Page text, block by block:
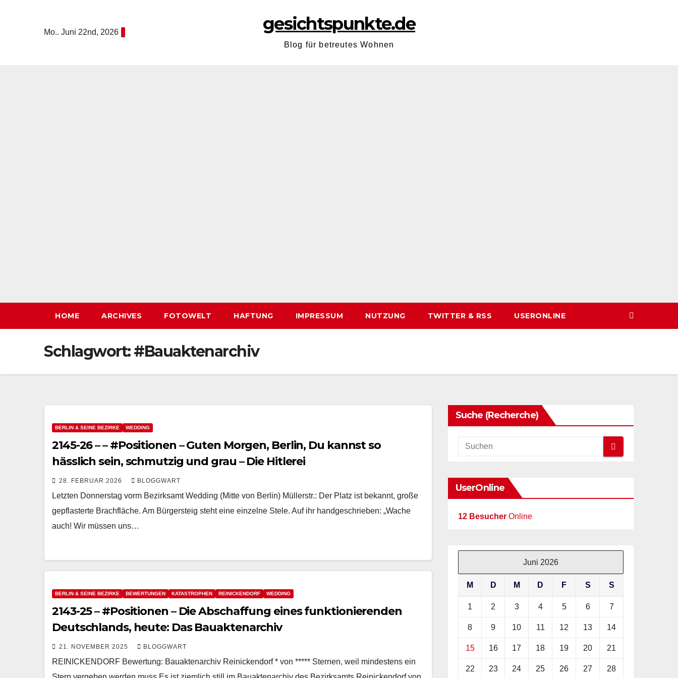
Mo.. Juni 22nd, 2026 gesichtspunkte.de
Blog für betreutes Wohnen
HOME ARCHIVES FOTOWELT HAFTUNG IMPRESSUM NUTZUNG TWITTER & RSS USERONLINE
Schlagwort:#Bauaktenarchiv
BERLIN & SEINE BEZIRKE WEDDING
2145-26 – – #Positionen – Guten Morgen, Berlin, Du kannst so
hässlich sein, schmutzig und grau – Die Hitlerei
28. FEBRUAR 2026 BLOGGWART
Letzten Donnerstag vorm Bezirksamt Wedding (Mitte von Berlin) Müllerstr.: Der Platz ist bekannt, große
gepflasterte Brachfläche. Am Bürgersteig steht eine einzelne Stele. Auf ihr handgeschrieben: „Wache
auch! Wir müssen uns…
BERLIN & SEINE BEZIRKE BEWERTUNGEN KATASTROPHEN REINICKENDORF WEDDING
2143-25 – #Positionen – Die Abschaffung eines funktionierenden
Deutschlands, heute: Das Bauaktenarchiv
21. NOVEMBER 2025 BLOGGWART
REINICKENDORF Bewertung: Bauaktenarchiv Reinickendorf * von ***** Sternen, weil mindestens ein
Suche (Recherche)
UserOnline
12 Besucher Online
Juni 2026
M D M D F S S
1 2 3 4 5 6 7
8 9 10 11 12 13 14
15 16 17 18 19 20 21
22 23 24 25 26 27 28